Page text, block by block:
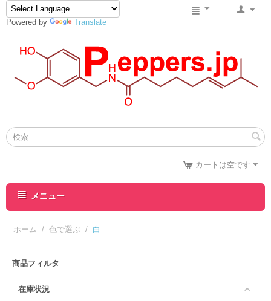
Powered by Translate
カートは空です
メニュー
ホーム / 色で選ぶ / 白
商品フィルタ
在庫状況